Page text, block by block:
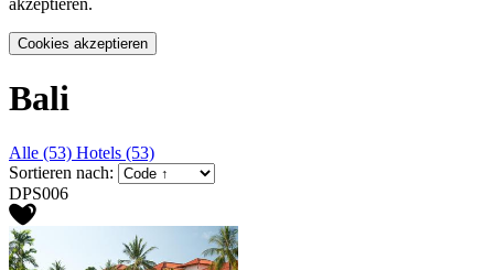
akzeptieren.
Cookies akzeptieren
Bali
Alle (53) Hotels (53)
Sortieren nach:
DPS006